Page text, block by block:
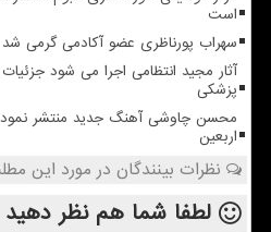
است
سهراب پورناظری عضو آکادمی گرمی شد
آثار مجید انتظامی اجرا می شود
پزشکی
محسن چاوشی آهنگ جدید منتشر نمود
اربعین
نظرات بینندگان در مورد این
لطفا شما همنظر دهید